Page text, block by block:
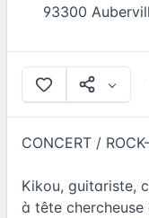
93300
CONCERT /
Kikou, guitariste,
à tête